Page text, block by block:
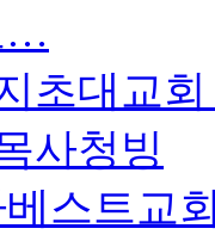
…
초대교
사청빙
베스트교